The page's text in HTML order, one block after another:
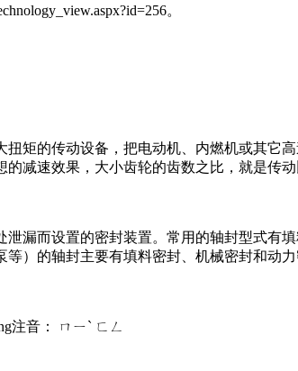
。
扭矩的传动设备，把电动机、内燃机或其它
的减速效果，大小齿轮的齿数之比，就是传动
泄漏而设置的密封装置。常用的轴封型式有
）的轴封主要有填料密封、机械密封和动力
注音： ㄇㄧˋ ㄈㄥ